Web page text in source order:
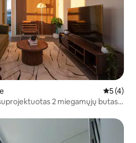
Vidutinis
5 (4)
2 miegamųjų butas